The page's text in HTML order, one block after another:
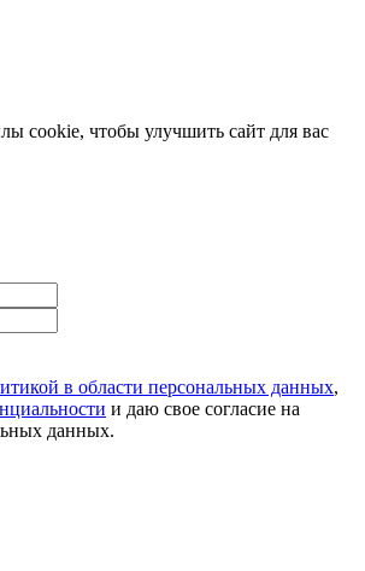
cookie, чтобы улучшить сайт для вас
в области персональных данных,
и даю свое согласие на
данных.